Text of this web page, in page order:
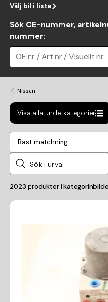
Välj bil i lista
Sök OE-nummer,
nummer:
OE.nr / Art.nr / Visuellt nr
Nissan
Visa alla underkategorier
Bäst matchning
2023 produkter i kategorin